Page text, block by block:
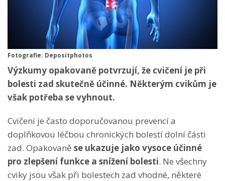
Fotografie: Depositphotos
Výzkumy opakovaně potvrzují, že cvičení je při
bolesti zad skutečně účinné. Některým cvikům je
však potřeba se vyhnout.
Cvičení je často doporučovanou prevencí a
doplňkovou léčbou chronických bolestí dolní části
zad. Opakovaně se ukazuje jako vysoce účinné
pro zlepšení funkce a snížení bolesti. Ne všechny
cviky jsou však při bolestech zad vhodné, některé